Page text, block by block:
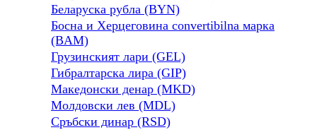
Беларуска рубла (BYN)
Босна и Херцеговина convertibilna марка
(BAM)
Грузинският лари (GEL)
Гибралтарска лира (GIP)
Македонски денар (MKD)
Молдовски лев (MDL)
Сръбски динар (RSD)